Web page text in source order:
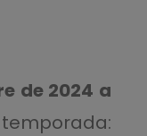
de 2024 a